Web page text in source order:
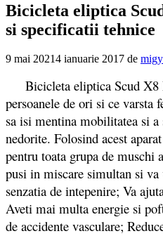
Bicicleta eliptica
si specificatii tehnice
9 mai 20214 ianuarie 2017 de
Bicicleta eliptica Scud X8
persoanele de ori si ce varsta
sa isi mentina mobilitatea si
nedorite. Folosind acest
pentru toata grupa de muschi
pusi in miscare simultan si va
senzatia de intepenire; Va
Aveti mai multa energie si
de accidente vasculare;